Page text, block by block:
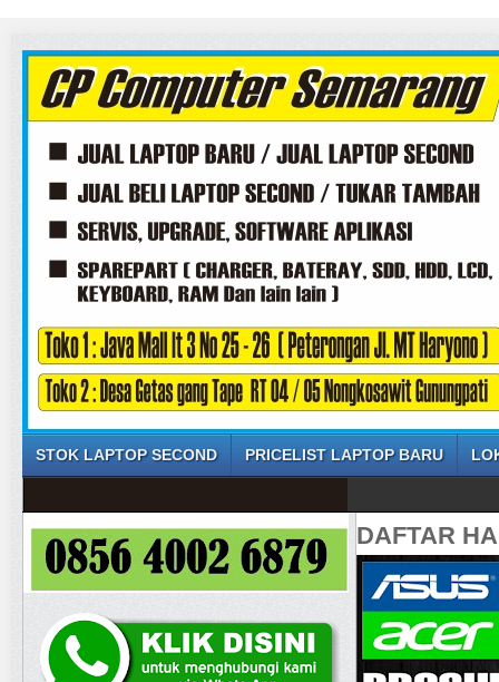
STOK LAPTOP SECOND PRICELIST LAPTOP BARU
DAFTAR